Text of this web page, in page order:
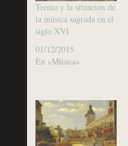
Trento y la situación de
la música sagrada en el
siglo XVI
01/12/2015
En «Música»